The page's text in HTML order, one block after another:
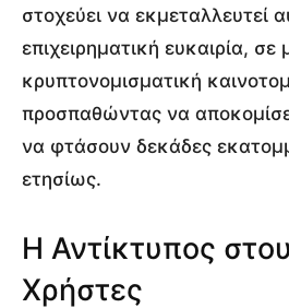
στοχεύει να εκμεταλλευτεί
επιχειρηματική ευκαιρία,
κρυπτονομισματική
προσπαθώντας να
να φτάσουν δεκάδες
ετησίως.
Η Αντίκτυπος
Χρήστες